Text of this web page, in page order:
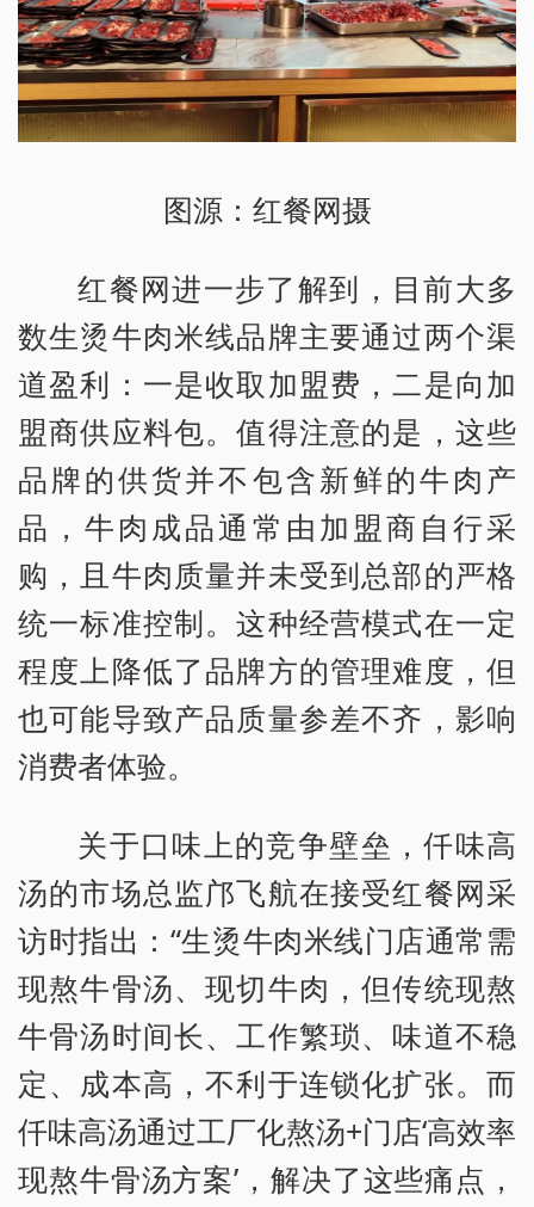
图源：红餐网摄
红餐网进一步了解到，目前大多
数生烫牛肉米线品牌主要通过两个渠
道盈利：一是收取加盟费，二是向加
盟商供应料包。值得注意的是，这些
品牌的供货并不包含新鲜的牛肉产
品，牛肉成品通常由加盟商自行采
购，且牛肉质量并未受到总部的严格
统一标准控制。这种经营模式在一定
程度上降低了品牌方的管理难度，但
也可能导致产品质量参差不齐，影响
消费者体验。
关于口味上的竞争壁垒，仟味高
汤的市场总监邝飞航在接受红餐网采
访时指出：“生烫牛肉米线门店通常需
现熬牛骨汤、现切牛肉，但传统现熬
牛骨汤时间长、工作繁琐、味道不稳
定、成本高，不利于连锁化扩张。而
仟味高汤通过工厂化熬汤+门店‘高效率
现熬牛骨汤方案’，解决了这些痛点，